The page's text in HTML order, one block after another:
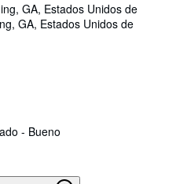
GA, Estados Unidos de
GA, Estados Unidos de
- Bueno